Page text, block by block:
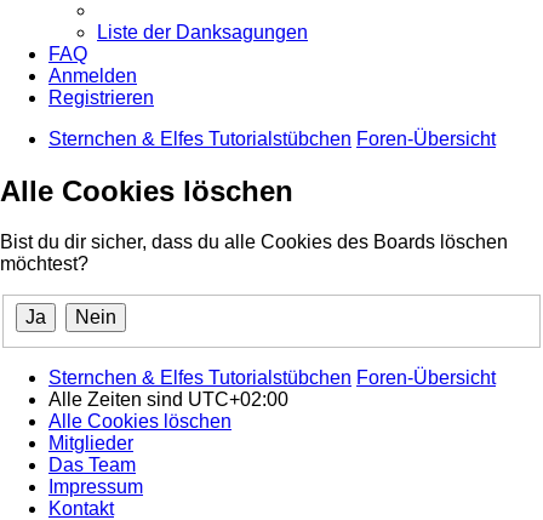
Liste der Danksagungen
FAQ
Anmelden
Registrieren
Sternchen & Elfes Tutorialstübchen Foren-Übersicht
Alle Cookies löschen
Bist du dir sicher, dass du alle Cookies des Boards löschen
möchtest?
Sternchen & Elfes Tutorialstübchen Foren-Übersicht
Alle Zeiten sind UTC+02:00
Alle Cookies löschen
Mitglieder
Das Team
Impressum
Kontakt